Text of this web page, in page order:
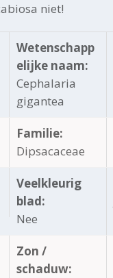
niet!
Wetenschapp
elijke naam:
Cephalaria
gigantea
Familie:
Dipsacaceae
Veelkleurig
blad:
Nee
Zon /
schaduw: